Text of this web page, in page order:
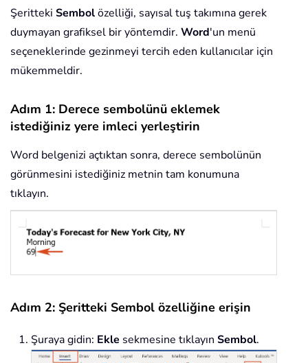
Şeritteki Sembolözelliği, sayısal tuş takımına gerek
duymayan grafiksel bir yöntemdir. Word'un menü
seçeneklerinde gezinmeyi tercih eden kullanıcılar için
mükemmeldir.
Adım 1: Derece sembolünü eklemek
istediğiniz yere imleci yerleştirin
Word belgenizi açtıktan sonra, derece sembolünün
görünmesini istediğiniz metnin tam konumuna
tıklayın.
Adım 2: Şeritteki Sembol özelliğine erişin
Şuraya gidin: Ekle sekmesine tıklayın Sembol.